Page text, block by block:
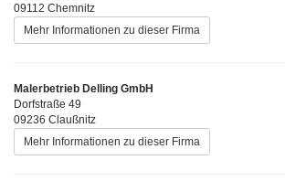
09112 Chemnitz
Mehr Informationen zu dieser Firma
Malerbetrieb Delling GmbH
Dorfstraße 49
09236 Claußnitz
Mehr Informationen zu dieser Firma